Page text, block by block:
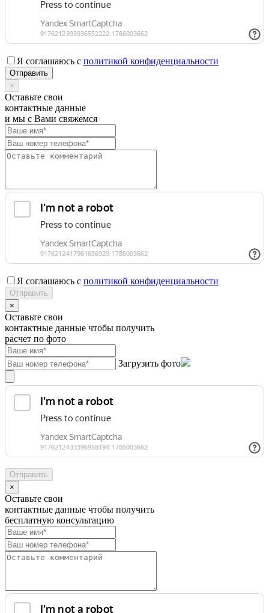
Я соглашаюсь с политикой конфиденциальности
×
Оставьте свои
контактные данные
и мы с Вами свяжемся
Я соглашаюсь с политикой конфиденциальности
×
Оставьте свои
контактные данные чтобы получить
расчет по фото
Загрузить фото
×
Оставьте свои
контактные данные чтобы получить
бесплатную консультацию